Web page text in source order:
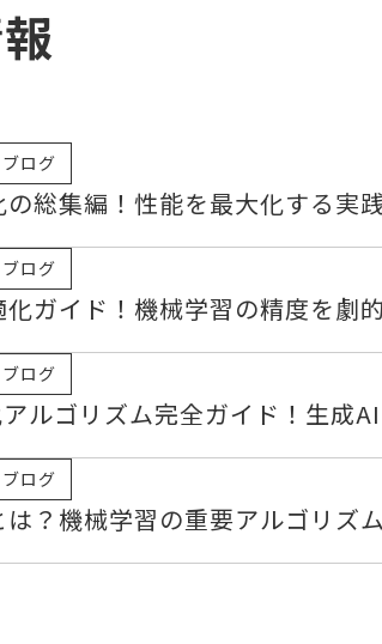
ブログ
総集編！性能を最大化する実
ブログ
ガイド！機械学習の精度を劇
ブログ
ルゴリズム完全ガイド！生成
ブログ
？機械学習の重要アルゴリズ